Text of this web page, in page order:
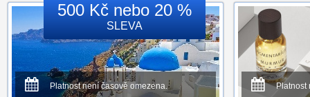
500 Kč nebo 20 %
SLEVA
Platnost není časově omezena. Platnost